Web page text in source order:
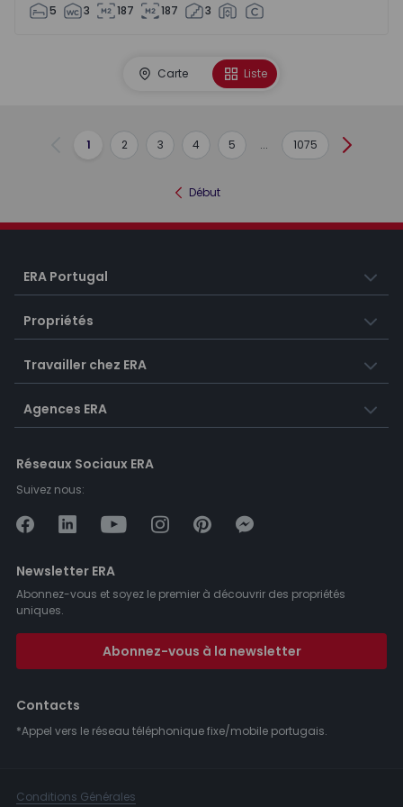
5 3 187 187 3
Carte Liste
Précédent
1 2 3 4 5 ... 1075 Suivant
Début
ERA Portugal
Propriétés
Travailler chez ERA
Agences ERA
Réseaux Sociaux ERA
Suivez nous:
Newsletter ERA
Abonnez-vous et soyez le premier à découvrir des propriétés
uniques.
Abonnez-vous à la newsletter
Contacts
*Appel vers le réseau téléphonique fixe/mobile portugais.
Conditions Générales